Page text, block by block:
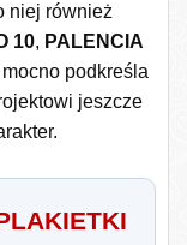
niej również
10, PALENCIA
podkreśla
jeszcze